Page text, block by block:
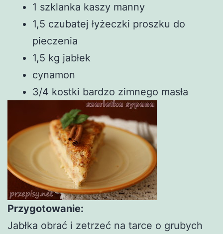
1 szklanka kaszy manny
1,5 czubatej łyżeczki proszku do
pieczenia
1,5 kg jabłek
cynamon
3/4 kostki bardzo zimnego masła
Przygotowanie:
Jabłka obrać i zetrzeć na tarce o grubych